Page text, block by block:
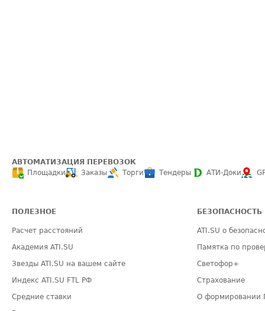
АВТОМАТИЗАЦИЯ ПЕРЕВОЗОК
Площадки
Заказы Торги Тендеры АТИ-Доки
ПОЛЕЗНОЕ
Расчет расстояний
Академия ATI.SU
Звезды ATI.SU на вашем сайте
Индекс ATI.SU FTL РФ
Средние ставки
БЕЗОПАСНОСТЬ
ATI.SU о
Памятка по
Светофор+
Страхование
О формировании